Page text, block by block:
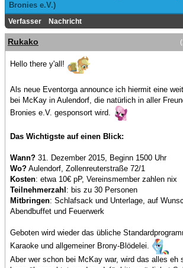
Bronies e.V.)
Verfasser Nachricht
Rukako
Hello there y'all!
Als neue Eventorga announce ich hiermit eine
bei McKay in Aulendorf, die natürlich in aller
Bronies e.V. gesponsort wird.
Das Wichtigste auf einen Blick:
Wann? 31. Dezember 2015, Beginn 1500 Uhr
Wo? Aulendorf, Zollenreuterstraße 72/1
Kosten: etwa 10€ pP, Vereinsmember zahlen nix
Teilnehmerzahl : bis zu 30 Personen
Mitbringen: Schlafsack und Unterlage, auf
Abendbuffet und Feuerwerk
Geboten wird wieder das übliche
Karaoke und allgemeiner Brony-Blödelei.
Aber wer schon bei McKay war, wird das alles eh